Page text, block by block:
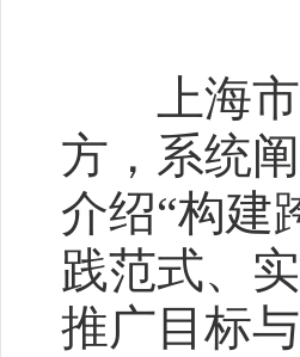
上海市
方，系统
介绍“构建
践范式、
推广目标